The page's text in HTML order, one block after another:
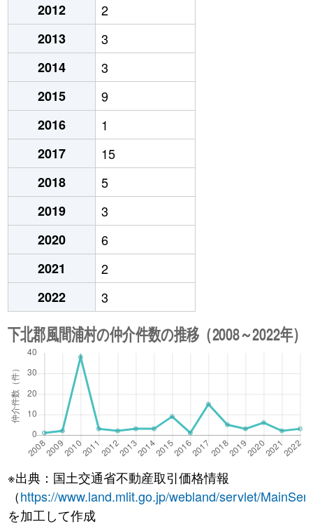
2012
2
2013
3
2014
3
2015
9
2016
1
2017
15
2018
5
2019
3
2020
6
2021
2
2022
3
※出典：国土交通省不動産取引価格情報
（https://www.land.mlit.go.jp/webland/servlet/
を加工して作成